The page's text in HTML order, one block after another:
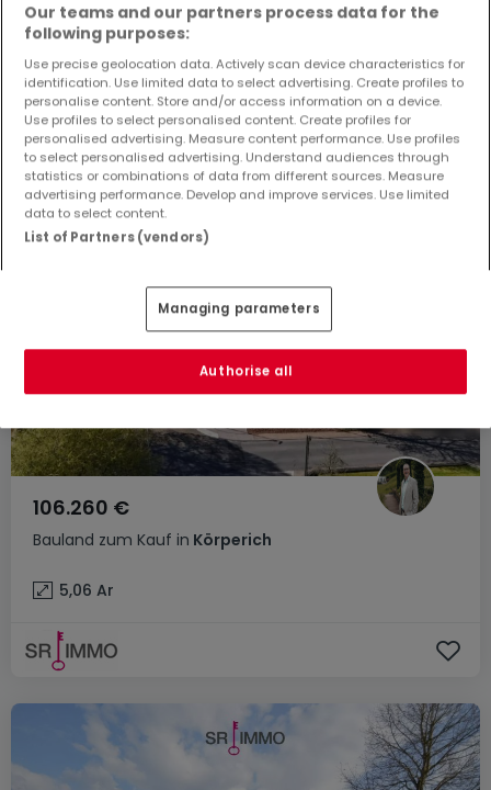
Bauland zum Kauf in Körperich
106.260 €
5,06 Ar
Our teams and our partners process data for the
following purposes:
Use precise geolocation data. Actively scan device characteristics for
identification. Use limited data to select advertising. Create profiles to
personalise content. Store and/or access information on a device.
Use profiles to select personalised content. Create profiles for
personalised advertising. Measure content performance. Use profiles
to select personalised advertising. Understand audiences through
statistics or combinations of data from different sources. Measure
advertising performance. Develop and improve services. Use limited
data to select content.
List of Partners (vendors)
Managing parameters
Authorise all